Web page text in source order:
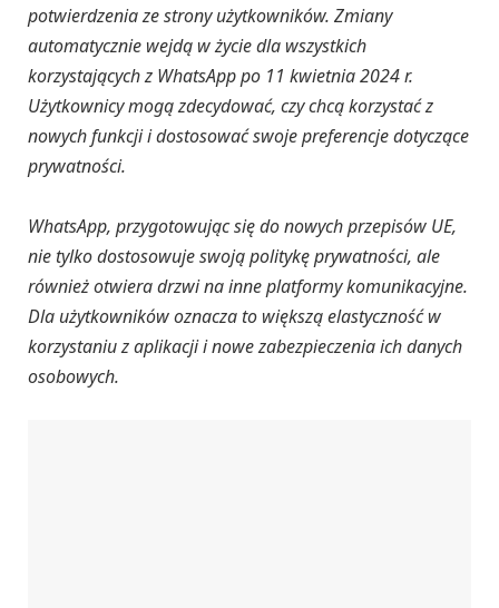
potwierdzenia ze strony użytkowników. Zmiany
automatycznie wejdą w życie dla wszystkich
korzystających z WhatsApp po 11 kwietnia 2024 r.
Użytkownicy mogą zdecydować, czy chcą korzystać z
nowych funkcji i dostosować swoje preferencje dotyczące
prywatności.
WhatsApp, przygotowując się do nowych przepisów UE,
nie tylko dostosowuje swoją politykę prywatności, ale
również otwiera drzwi na inne platformy komunikacyjne.
Dla użytkowników oznacza to większą elastyczność w
korzystaniu z aplikacji i nowe zabezpieczenia ich danych
osobowych.